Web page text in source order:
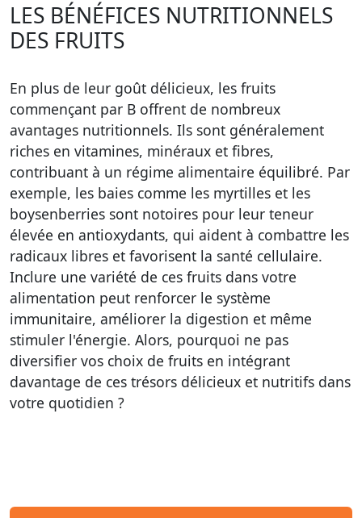
LES BÉNÉFICES NUTRITIONNELS
DES FRUITS
En plus de leur goût délicieux, les fruits
commençant par B offrent de nombreux
avantages nutritionnels. Ils sont généralement
riches en vitamines, minéraux et fibres,
contribuant à un régime alimentaire équilibré. Par
exemple, les baies comme les myrtilles et les
boysenberries sont notoires pour leur teneur
élevée en antioxydants, qui aident à combattre les
radicaux libres et favorisent la santé cellulaire.
Inclure une variété de ces fruits dans votre
alimentation peut renforcer le système
immunitaire, améliorer la digestion et même
stimuler l'énergie. Alors, pourquoi ne pas
diversifier vos choix de fruits en intégrant
davantage de ces trésors délicieux et nutritifs dans
votre quotidien ?